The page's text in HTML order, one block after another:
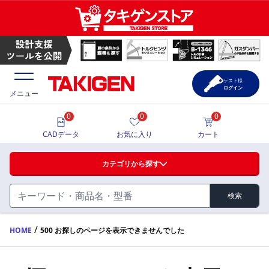
ハンドル・取手・つまみ・周辺機器
FA・A
蝶番・ステー・周辺機器
価格一覧
製品カタログ
メニュー
カテゴリから探す
検索
0
CADデータ
0
お気に入り
0
カート
ゲスト様
ログイン
HOME / 500 お探しのページを表示できませんでした